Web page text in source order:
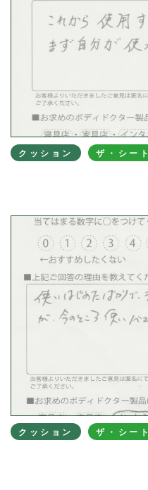
クッション ザ・シート
クッション ザ・シート